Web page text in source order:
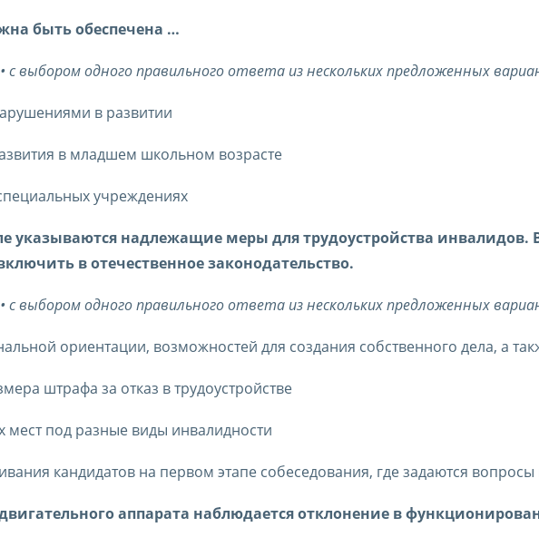
быть обеспечена …
выбором одного правильного ответа из нескольких предложенных
в развитии
в младшем школьном возрасте
учреждениях
указываются надлежащие меры для трудоустройства инвалидов.
в отечественное законодательство.
выбором одного правильного ответа из нескольких предложенных
ориентации, возможностей для создания собственного дела, а
штрафа за отказ в трудоустройстве
мест под разные виды инвалидности
кандидатов на первом этапе собеседования, где задаются
аппарата наблюдается отклонение в